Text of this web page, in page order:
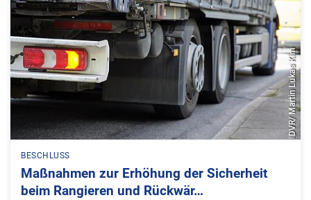
DVR/ Martin Lukas Kim
BESCHLUSS
Maßnahmen zur Erhöhung der Sicherheit
beim Rangieren und Rückwär…